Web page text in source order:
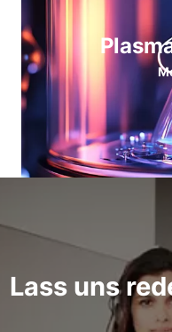
Lass uns